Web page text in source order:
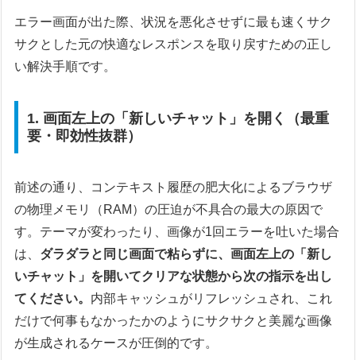
エラー画面が出た際、状況を悪化させずに最も速くサク
サクとした元の快適なレスポンスを取り戻すための正し
い解決手順です。
1. 画面左上の「新しいチャット」を開く（最重
要・即効性抜群）
前述の通り、コンテキスト履歴の肥大化によるブラウザ
の物理メモリ（RAM）の圧迫が不具合の最大の原因で
す。テーマが変わったり、画像が1回エラーを吐いた場合
は、 ダラダラと同じ画面で粘らずに、画面左上の「新し
いチャット」を開いてクリアな状態から次の指示を出し
てください。 内部キャッシュがリフレッシュされ、これ
だけで何事もなかったかのようにサクサクと美麗な画像
が生成されるケースが圧倒的です。